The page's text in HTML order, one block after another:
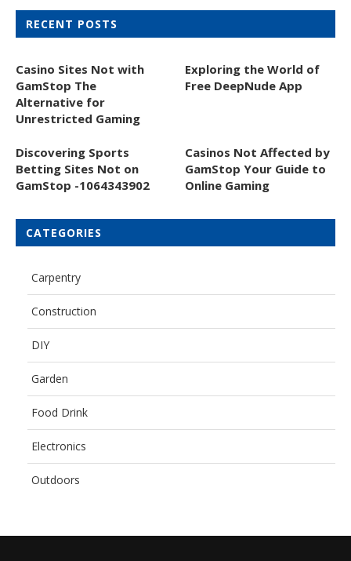
RECENT POSTS
Casino Sites Not with
GamStop The
Alternative for
Unrestricted Gaming
Exploring the World of
Free DeepNude App
Discovering Sports
Betting Sites Not on
GamStop -1064343902
Casinos Not Affected by
GamStop Your Guide to
Online Gaming
CATEGORIES
Carpentry
Construction
DIY
Garden
Food Drink
Electronics
Outdoors